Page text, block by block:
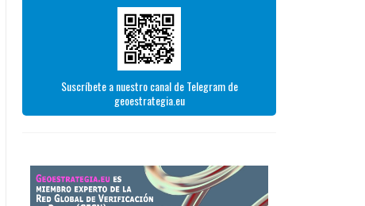
Suscríbete a nuestro canal de Telegram de
geoestrategia.eu